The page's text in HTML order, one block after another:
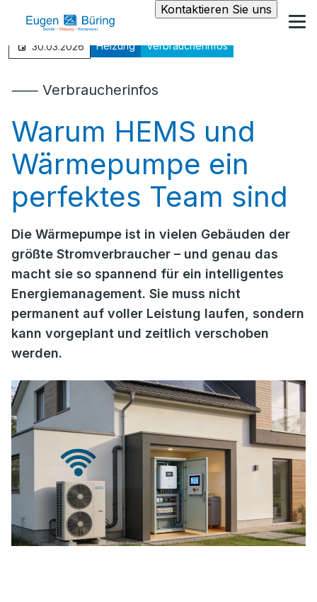
Kontaktieren Sie uns
30.03.2026 Heizung Verbraucherinfos
⸺ Verbraucherinfos
Warum HEMS und
Wärmepumpe ein
perfektes Team sind
Die Wärmepumpe ist in vielen Gebäuden der
größte Stromverbraucher – und genau das
macht sie so spannend für ein intelligentes
Energiemanagement. Sie muss nicht
permanent auf voller Leistung laufen, sondern
kann vorgeplant und zeitlich verschoben
werden.